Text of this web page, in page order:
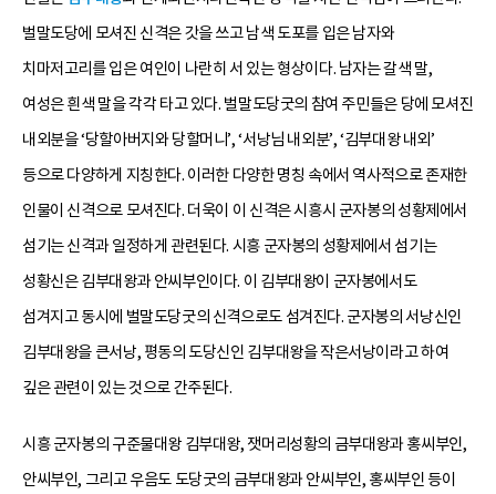
벌말도당에 모셔진 신격은 갓을 쓰고 남색 도포를 입은 남자와
치마저고리를 입은 여인이 나란히 서 있는 형상이다. 남자는 갈색 말,
여성은 흰색 말을 각각 타고 있다. 벌말도당굿의 참여 주민들은 당에 모셔진
내외분을 ‘당할아버지와 당할머니’, ‘서낭님 내외분’, ‘김부대왕 내외’
등으로 다양하게 지칭한다. 이러한 다양한 명칭 속에서 역사적으로 존재한
인물이 신격으로 모셔진다. 더욱이 이 신격은 시흥시 군자봉의 성황제에서
섬기는 신격과 일정하게 관련된다. 시흥 군자봉의 성황제에서 섬기는
성황신은 김부대왕과 안씨부인이다. 이 김부대왕이 군자봉에서도
섬겨지고 동시에 벌말도당굿의 신격으로도 섬겨진다. 군자봉의 서낭신인
김부대왕을 큰서낭, 평동의 도당신인 김부대왕을 작은서낭이라고 하여
깊은 관련이 있는 것으로 간주된다.
시흥 군자봉의 구준물대왕 김부대왕, 잿머리성황의 금부대왕과 홍씨부인,
안씨부인, 그리고 우음도 도당굿의 금부대왕과 안씨부인, 홍씨부인 등이